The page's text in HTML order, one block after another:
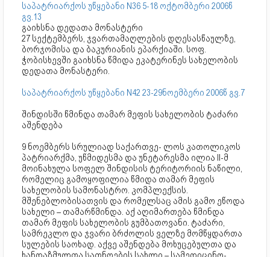
საპატრიარქოს უწყებანი N36 5-18 ოქტომბერი 2006წ
გვ.13
გაიხსნა დედათა მონასტერი
27 სექტემბერს, ჯვართამაღლების დღესასწაულზე,
ბორჯომისა და ბაკურიანის ეპარქიაში. სოფ.
ჭობისხევში გაიხსნა წმიდა ეკატერინეს სახელობის
დედათა მონასტერი.
საპატრიარქოს უწყებანი N42 23-29ნოემბერი 2006წ გვ.7
შინდისში წმინდა თამარ მეფის სახელობის ტაძარი
აშენდება
9 ნოემბერს სრულიად საქართვე- ლოს კათოლიკოს
პატრიარქმა, უწმიდესმა და უნეტარესმა ილია II-მ
მოინახულა სოფელ შინდისის ტერიტორიის ნაწილი,
რომელიც გამოყოფილია წმიდა თამარ მეფის
სახელობის სამონასტრო. კომპლექსის.
მშენებლობისათვის და რომელსაც ამის გამო ეწოდა
სახელი – თამარწმინდა. აქ აღიმართება წმინდა
თამარ მეფის სახელობის გუმბათოვანი. ტაძარი,
სამრეკლო და ჯვარი ბრძოლის ველზე მომწყდართა
სულების საოხად. აქვე აშენდება მოხუცებულთა და